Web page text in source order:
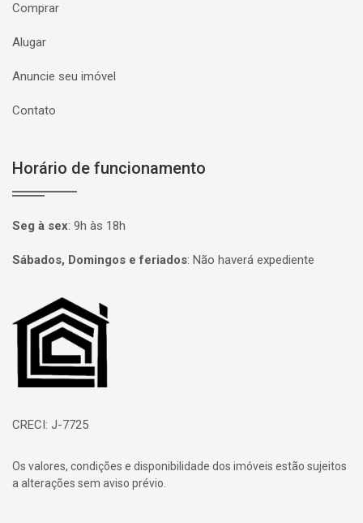
Comprar
Alugar
Anuncie seu imóvel
Contato
Horário de funcionamento
Seg à sex: 9h às 18h
Sábados, Domingos e feriados: Não haverá expediente
Página inicial
CRECI: J-7725
Os valores, condições e disponibilidade dos imóveis estão sujeitos
a alterações sem aviso prévio.